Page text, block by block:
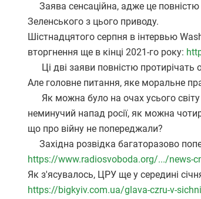
Заява сенсаційна, адже це повністю
Зеленського з цього приводу.
Шістнадцятого серпня в інтервью
вторгнення ще в кінці 2021-го року:
Ці дві заяви повністю протирічать
Але головне питання, яке моральне
Як можна було на очах усього світу
неминучий напад росії, як можна
що про війну не попереджали?
Західна розвідка багаторазово
https://www.radiosvoboda.org/.../news-
Як з'ясувалось, ЦРУ ще у середині
https://bigkyiv.com.ua/glava-czru-v-